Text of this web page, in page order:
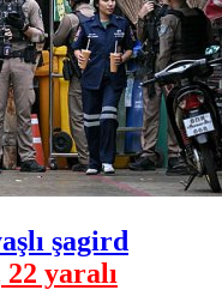
şagird
22 yaralı